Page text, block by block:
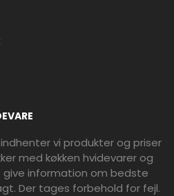
vi produkter og priser
med køkken hvidevarer og
give information om bedste
Der tages forbehold for fejl.